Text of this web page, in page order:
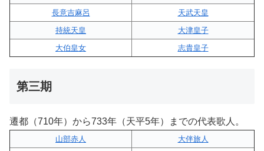
長意吉麻呂
天武天皇
持統天皇
大津皇子
大伯皇女
志貴皇子
第三期
遷都（710年）から733年（天平5年）までの代表歌人。
山部赤人
大伴旅人